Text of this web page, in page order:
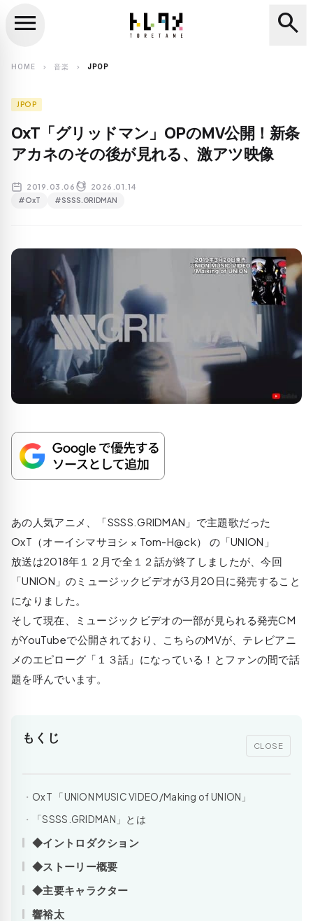
search
menu search
HOME chevron_right 音楽 chevron_right JPOP
JPOP
OxT「グリッドマン」OPのMV公開！新条
アカネのその後が見れる、激アツ映像
2019.03.06 2026.01.14
#OxT #SSSS.GRIDMAN
あの人気アニメ、「SSSS.GRIDMAN」で主題歌だった
OxT（オーイシマサヨシ × Tom-H@ck） の「UNION」
放送は2018年１２月で全１２話が終了しましたが、今回
「UNION」のミュージックビデオが3月20日に発売すること
になりました。
そして現在、ミュージックビデオの一部が見られる発売CM
がYouTubeで公開されており、こちらのMVが、テレビアニ
メのエピローグ「１３話」になっている！とファンの間で話
題を呼んでいます。
もくじ
CLOSE
OxT 「UNION MUSIC VIDEO/Making of UNION」
「SSSS.GRIDMAN」とは
◆イントロダクション
◆ストーリー概要
◆主要キャラクター
響裕太